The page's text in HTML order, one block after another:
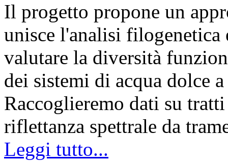
Il progetto propone un
unisce l'analisi filogenetica
valutare la diversità
dei sistemi di acqua dolce
Raccoglieremo dati su
riflettanza spettrale da
Leggi tutto...